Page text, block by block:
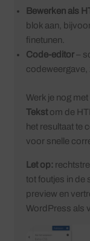
Bewerken als
blok aan,
finetunen.
Code-editor –
codeweergave,
Werk je nog
Tekstom de
het resultaat te
voor snelle
Let op:
tot foutjes in de
preview en
WordPress als